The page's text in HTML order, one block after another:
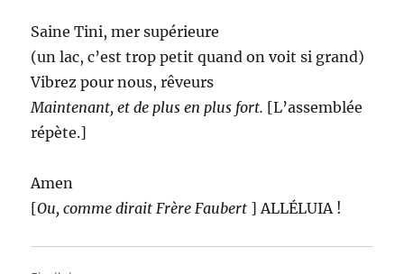
Saine Tini, mer supérieure
(un lac, c’est trop petit quand on voit si grand)
Vibrez pour nous, rêveurs
Maintenant, et de plus en plus fort. [L’assemblée
répète.]
Amen
[Ou, comme dirait Frère Faubert ] ALLÉLUIA !